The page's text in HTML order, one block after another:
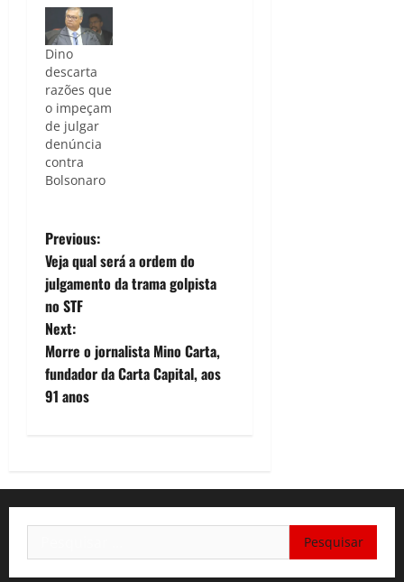
Dino
descarta
razões que
o impeçam
de julgar
denúncia
contra
Bolsonaro
P
o
s
t
n
i
g
Previous:
Veja qual será a ordem do
julgamento da trama golpista
no STF
Next:
Morre o jornalista Mino Carta,
fundador da Carta Capital, aos
91 anos
por: